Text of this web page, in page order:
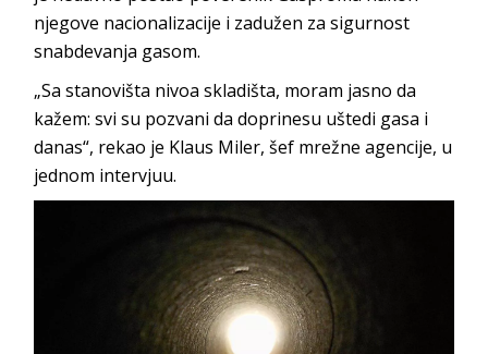
njegove nacionalizacije i zadužen za sigurnost
snabdevanja gasom.
„Sa stanovišta nivoa skladišta, moram jasno da
kažem: svi su pozvani da doprinesu uštedi gasa i
danas“, rekao je Klaus Miler, šef mrežne agencije, u
jednom intervjuu.